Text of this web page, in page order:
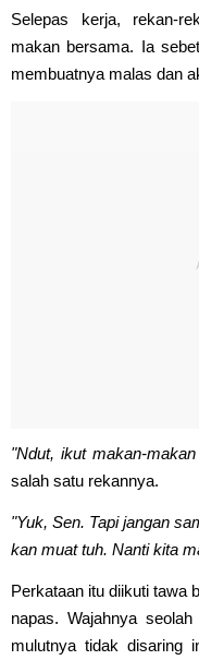
Selepas kerja, rekan-
makan bersama. Ia
membuatnya malas dan
"Ndut, ikut makan-
salah satu rekannya.
"Yuk, Sen. Tapi jangan
kan muat tuh. Nanti kita
Perkataan itu diikuti tawa
napas. Wajahnya
mulutnya tidak disaring